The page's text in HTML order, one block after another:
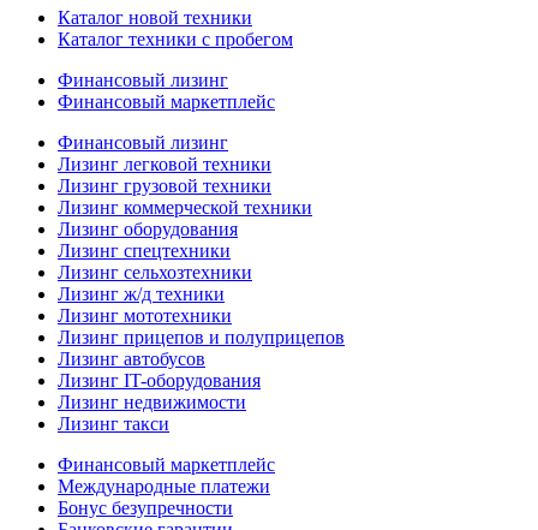
Каталог новой техники
Каталог техники с пробегом
Финансовый лизинг
Финансовый маркетплейс
Финансовый лизинг
Лизинг легковой техники
Лизинг грузовой техники
Лизинг коммерческой техники
Лизинг оборудования
Лизинг спецтехники
Лизинг сельхозтехники
Лизинг ж/д техники
Лизинг мототехники
Лизинг прицепов и полуприцепов
Лизинг автобусов
Лизинг IT-оборудования
Лизинг недвижимости
Лизинг такси
Финансовый маркетплейс
Международные платежи
Бонус безупречности